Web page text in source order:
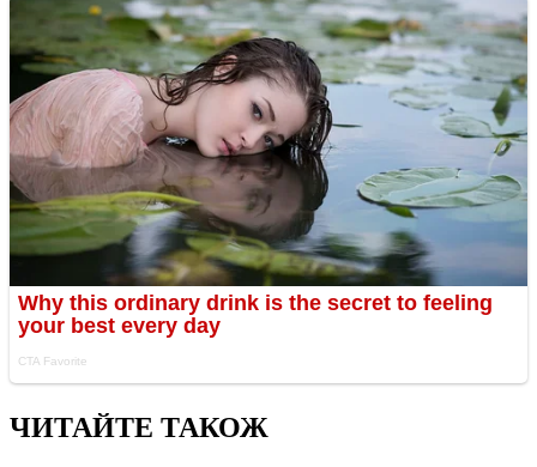
ЧИТАЙТЕ ТАКОЖ